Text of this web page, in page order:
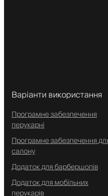
Варіанти використання
Програмне забезпечення
перукарні
Програмне забезпечення
салону
Додаток для барбершопів
Додаток для мобільних
перукарів